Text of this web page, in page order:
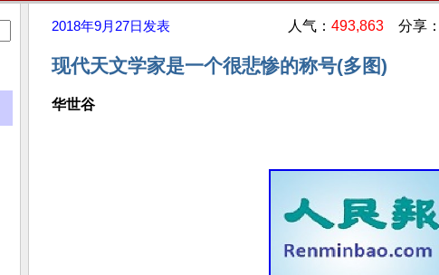
2018年9月27日 发表 人气： 493,863 分享：
现代天文学家是一个很悲惨的称号(多图)
华世谷